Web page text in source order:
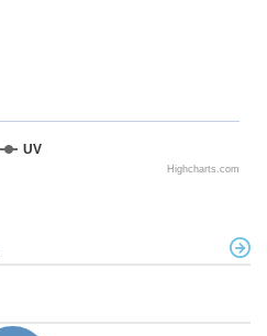
UV
Highcharts.com